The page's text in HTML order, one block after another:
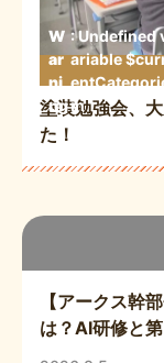
【アークス幹
は？AI研修と
W
ar
ni
ng
: Undefined
ariable
in
塗装勉強会、
た！